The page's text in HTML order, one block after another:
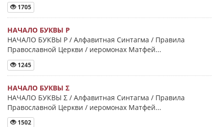
1705
НАЧАЛО БУКВЫ Ρ
НАЧАЛО БУКВЫ Ρ / Алфавитная Синтагма / Правила
Православной Церкви / иеромонах Матфей...
1245
НАЧАЛО БУКВЫ Σ
НАЧАЛО БУКВЫ Σ / Алфавитная Синтагма / Правила
Православной Церкви / иеромонах Матфей...
1502